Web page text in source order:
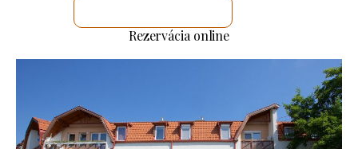
Rezervácia online